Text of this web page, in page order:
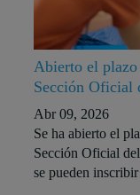
Abierto el
Sección Oficial
Abr 09, 2026
Se ha abierto el
Sección Oficial
se pueden